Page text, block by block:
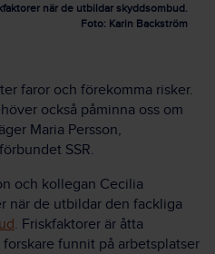
när de utbildar skyddsombud.
Foto: Karin Backström
faror och förekomma risker.
också påminna oss om
Maria Persson,
SSR.
och kollegan Cecilia
när de utbildar den fackliga
. Friskfaktorer är åtta
funnit på arbetsplatser